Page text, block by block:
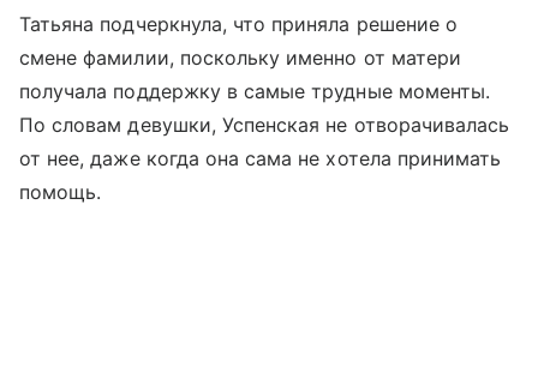
Татьяна подчеркнула, что приняла решение о
смене фамилии, поскольку именно от матери
получала поддержку в самые трудные моменты.
По словам девушки, Успенская не отворачивалась
от нее, даже когда она сама не хотела принимать
помощь.